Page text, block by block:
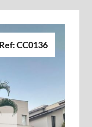
Ref: CC0136